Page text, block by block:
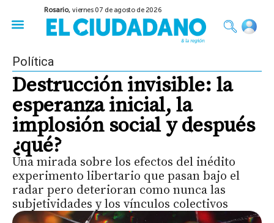
Rosario,viernes 07 de agosto de 2026
Política
Destrucción invisible: la
esperanza inicial, la
implosión social y después
¿qué?
Una mirada sobre los efectos del inédito
experimento libertario que pasan bajo el
radar pero deterioran como nunca las
subjetividades y los vínculos colectivos